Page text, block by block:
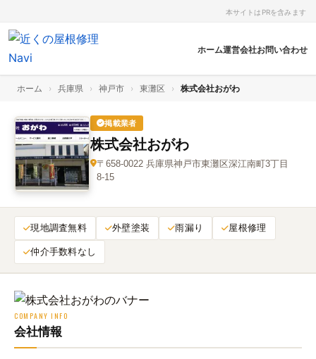
本サイトはPRを含みます
ホーム運営会社お問い合わせ
ホーム › 兵庫県 › 神戸市 › 東灘区 › 株式会社おがわ
掲載業者
株式会社おがわ
〒658‑0022 兵庫県神戸市東灘区深江南町3丁目
8‑15
現地調査無料 外壁塗装 雨漏り 屋根修理
仲介手数料なし
COMPANY INFO
会社情報